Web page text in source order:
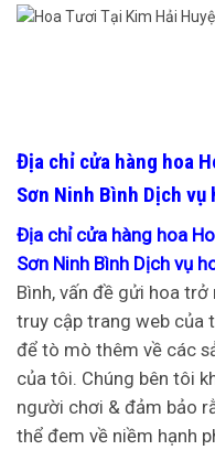
Địa chỉ cửa hàng hoa
Sơn Ninh Bình Dịch vụ
Địa chỉ cửa hàng hoa
Sơn Ninh Bình Dịch vụ
Bình, vấn đề gửi hoa
truy cập trang web của
để tò mò thêm về các
của tôi. Chúng bên tôi
người chơi & đảm bảo
thể đem về niềm hạnh